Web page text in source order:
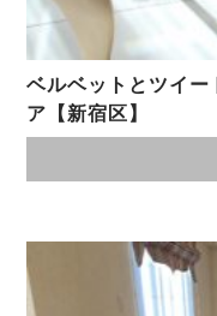
ベルベットとツイ
ア【新宿区】